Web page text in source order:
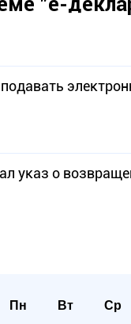
указ о
Пн Вт Ср